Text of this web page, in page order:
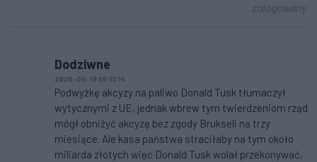
zalogowany.
Dodziwne
2025-06-19 06:13:14
Podwyżkę akcyzy na paliwo Donald Tusk tłumaczył
wytycznymi z UE, jednak wbrew tym twierdzeniom rząd
mógł obniżyć akcyzę bez zgody Brukseli na trzy
miesiące. Ale kasa państwa straciłaby na tym około
miliarda złotych więc Donald Tusk wolał przekonywać,